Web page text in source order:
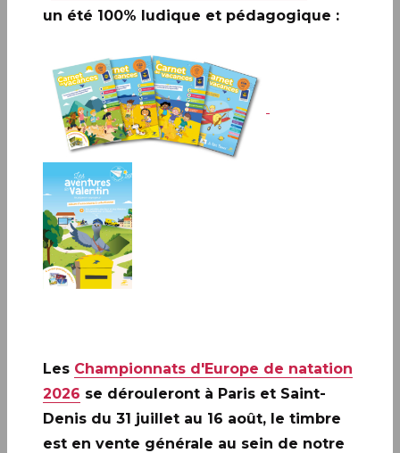
PARIS 15
10h à 18h saut le 1er juin (17h)
Hall 5.1, Paris expo, Porte de Versailles, PARIS 15e.
Infos complémentaires :
animera une séance de dédicaces le jeudi 30 mai de 13h à
16h.
collection de huit timbres-poste sur le thème de la
magie de ROBERT-HOUDIN.
un été 100% ludique et pédagogique :
Les Championnats d'Europe de natation
2026 se dérouleront à Paris et Saint-
Denis du 31 juillet au 16 août, le timbre
est en vente générale au sein de notre